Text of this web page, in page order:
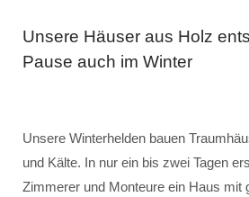
Unsere Häuser aus Holz
Pause auch im Winter
Unsere Winterhelden bauen
und Kälte. In nur ein bis zwei Tagen
Zimmerer und Monteure ein Haus mit